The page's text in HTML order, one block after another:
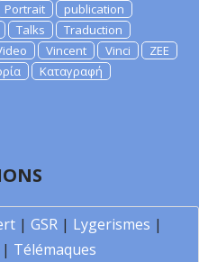
Portrait
publication
Talks
Traduction
Vincent Vinci
ZEE
Καταγραφή
| GSR| Lygerismes |
| Télémaques